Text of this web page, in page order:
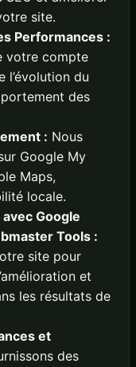
site.
Performances :
votre compte
l’évolution du
des
: Nous
Google My
Maps,
locale.
Google
Tools :
site pour
et
les résultats de
et
des